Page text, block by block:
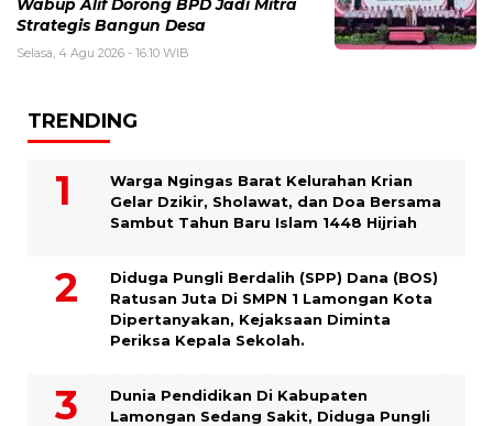
Wabup Alif Dorong BPD Jadi Mitra
Strategis Bangun Desa
Selasa, 4 Agu 2026 - 16:10 WIB
TRENDING
Warga Ngingas Barat Kelurahan Krian
Gelar Dzikir, Sholawat, dan Doa Bersama
Sambut Tahun Baru Islam 1448 Hijriah
Diduga Pungli Berdalih (SPP) Dana (BOS)
Ratusan Juta Di SMPN 1 Lamongan Kota
Dipertanyakan, Kejaksaan Diminta
Periksa Kepala Sekolah.
Dunia Pendidikan Di Kabupaten
Lamongan Sedang Sakit, Diduga Pungli